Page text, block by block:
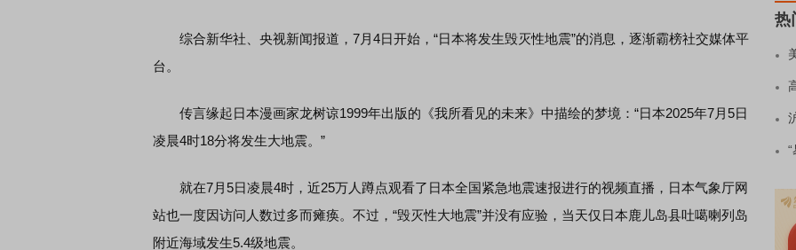
综合新华社、央视新闻报道，7月4日开始，“日本将发生毁灭性地震”的消息，逐渐霸榜社交媒体平
台。
传言缘起日本漫画家龙树谅1999年出版的《我所看见的未来》中描绘的梦境：“日本2025年7月5日
凌晨4时18分将发生大地震。”
就在7月5日凌晨4时，近25万人蹲点观看了日本全国紧急地震速报进行的视频直播，日本气象厅网
站也一度因访问人数过多而瘫痪。不过，“毁灭性大地震”并没有应验，当天仅日本鹿儿岛县吐噶喇列岛
附近海域发生5.4级地震。
热